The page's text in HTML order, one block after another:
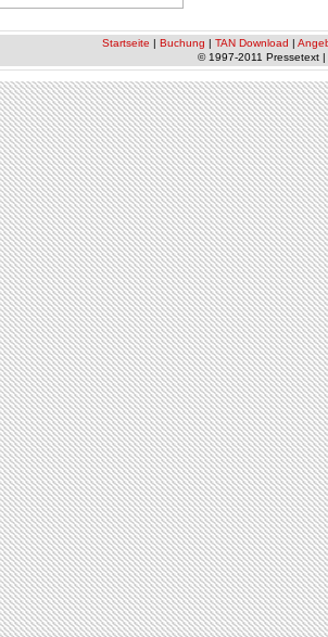
Startseite | Buchung | TAN Download |
© 1997-2011 Pressetext